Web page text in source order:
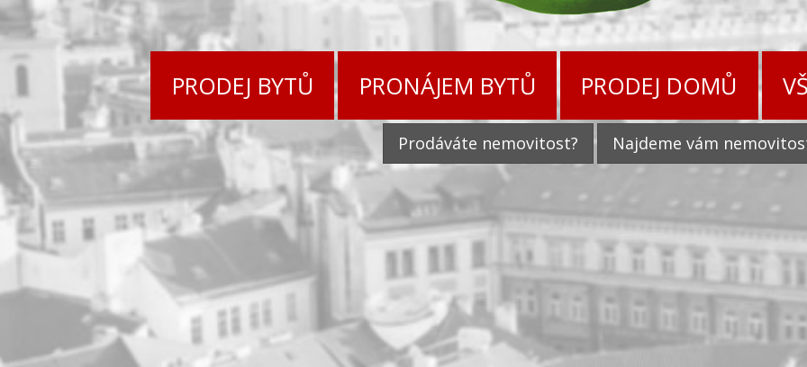
PRODEJ BYTŮ PRONÁJEM BYTŮ PRODEJ DOMŮ
Prodáváte nemovitost? Najdeme vám